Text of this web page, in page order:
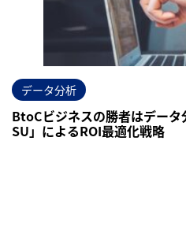
データ分析
BtoCビジネスの勝者はデー
SU」によるROI最適化戦略